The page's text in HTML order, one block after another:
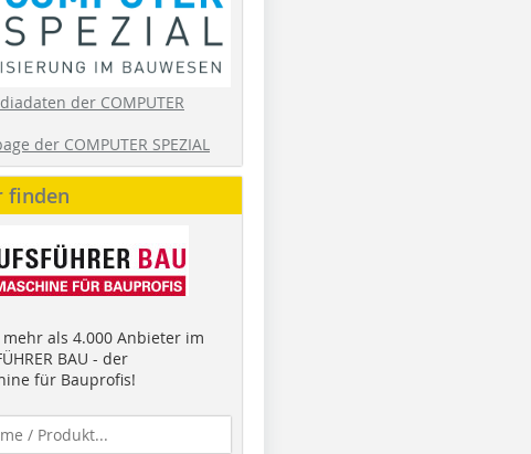
der COMPUTER
der COMPUTER SPEZIAL
finden
mehr als 4.000 Anbieter im
BAU - der
für Bauprofis!